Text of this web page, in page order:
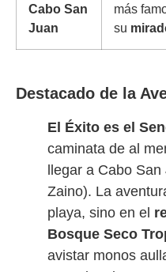
Cabo San
Juan
más
su
Destacado de la
El Éxito es el
caminata de al
llegar a Cabo
Zaino). La
playa, sino en el
Bosque Seco
avistar monos